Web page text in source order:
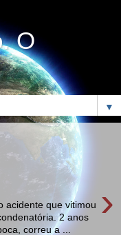
O
▼
›
acidente que vitimou
2 anos
correu a ...